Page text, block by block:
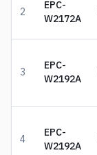
2
EPC-
W2172A
3
EPC-
W2192A
4
EPC-
W2192A